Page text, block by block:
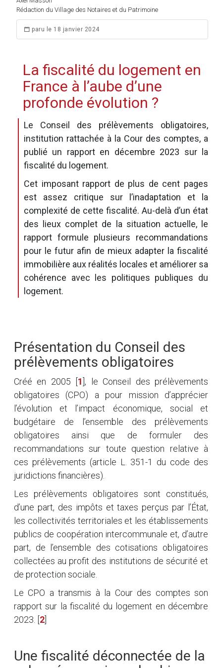
Rédaction du Village des Notaires et du Patrimoine
paru le 18 janvier 2024
La fiscalité du logement en
France à l’aube d’une
profonde évolution ?
Le Conseil des prélèvements obligatoires,
institution rattachée à la Cour des comptes, a
publié un rapport en décembre 2023 sur la
fiscalité du logement.
Cet imposant rapport de plus de cent pages
est assez critique sur l’inadaptation et la
complexité de cette fiscalité. Au-delà d’un état
des lieux complet de la situation actuelle, le
rapport formule plusieurs recommandations
pour le futur afin de mieux adapter la fiscalité
immobilière aux réalités locales et améliorer sa
cohérence avec les politiques publiques du
logement.
Présentation du Conseil des
prélèvements obligatoires
Créé en 2005 1 ], le Conseil des prélèvements
obligatoires (CPO) a pour mission d’apprécier
l’évolution et l’impact économique, social et
budgétaire de l’ensemble des prélèvements
obligatoires ainsi que de formuler des
recommandations sur toute question relative à
ces prélèvements (article L. 351-1 du code des
juridictions financières).
Les prélèvements obligatoires sont constitués,
d’une part, des impôts et taxes perçus par l’État,
les collectivités territoriales et les établissements
publics de coopération intercommunale et, d’autre
part, de l’ensemble des cotisations obligatoires
collectées au profit des institutions de sécurité et
de protection sociale.
Le CPO a transmis à la Cour des comptes son
rapport sur la fiscalité du logement en décembre
2023.
2
Une fiscalité déconnectée de la